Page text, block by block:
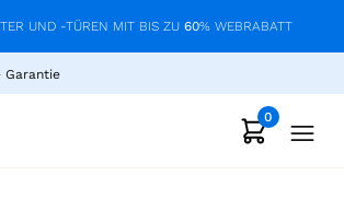
UND -TÜREN MIT BIS ZU 60% WEBRABATT
Garantie
0